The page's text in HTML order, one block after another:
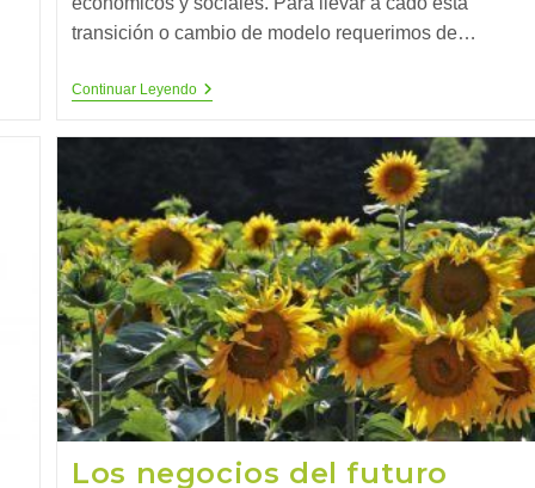
transición o cambio de modelo requerimos de…
Continuar LeyendoLa
Los negocios del futuro